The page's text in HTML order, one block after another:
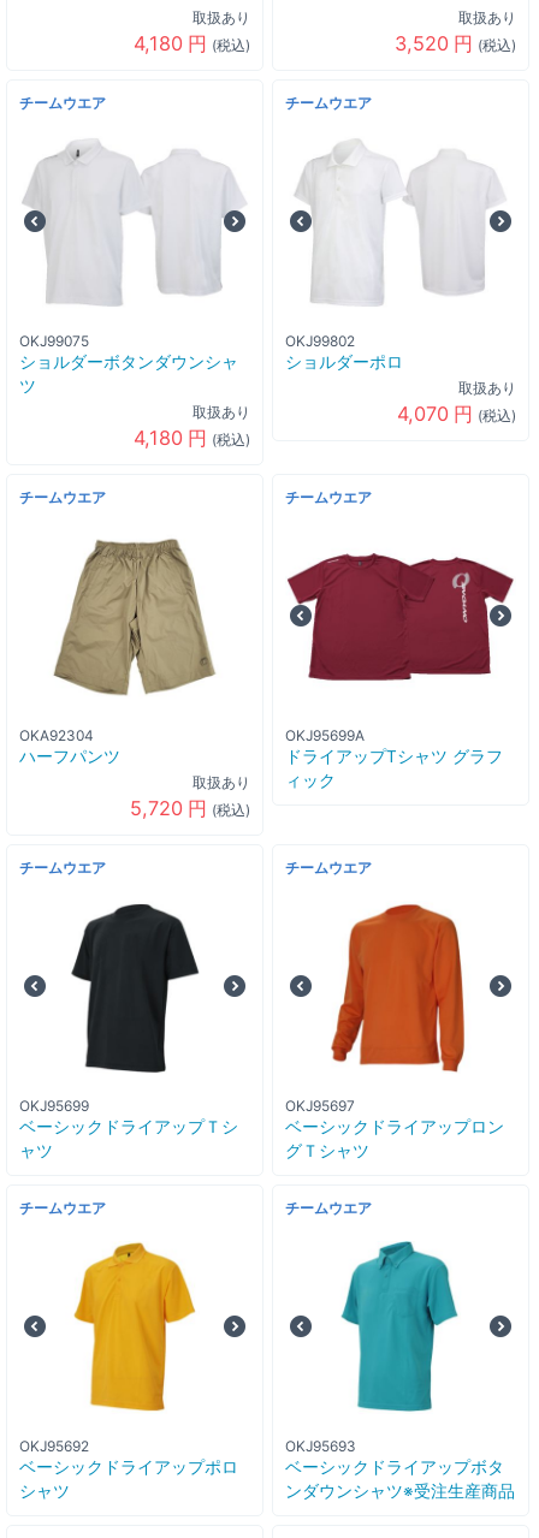
取扱あり
4,180 円 (税込)
取扱あり
3,520 円 (税込)
チームウエア
OKJ99075
ショルダーボタンダウンシャ
ツ
取扱あり
4,180 円 (税込)
チームウエア
OKJ99802
ショルダーポロ
取扱あり
4,070 円 (税込)
チームウエア
OKA92304
ハーフパンツ
取扱あり
5,720 円 (税込)
チームウエア
OKJ95699A
ドライアップTシャツ グラフ
ィック
チームウエア
OKJ95699
ベーシックドライアップＴシ
ャツ
チームウエア
OKJ95697
ベーシックドライアップロン
グＴシャツ
チームウエア
OKJ95692
ベーシックドライアップポロ
シャツ
チームウエア
OKJ95693
ベーシックドライアップボタ
ンダウンシャツ※受注生産商品